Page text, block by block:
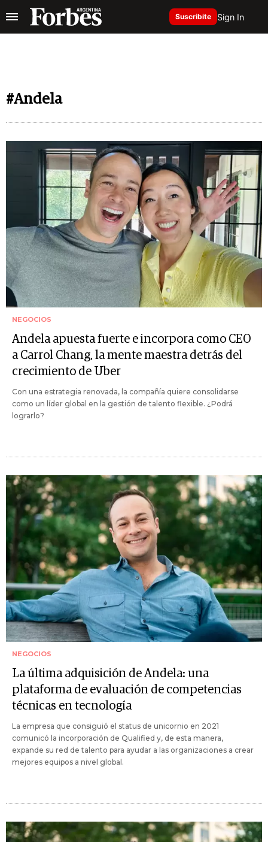
Suscribite Sign In
#Andela
NEGOCIOS
Andela apuesta fuerte e incorpora como CEO
a Carrol Chang, la mente maestra detrás del
crecimiento de Uber
Con una estrategia renovada, la compañía quiere consolidarse
como un líder global en la gestión de talento flexible. ¿Podrá
lograrlo?
NEGOCIOS
La última adquisición de Andela: una
plataforma de evaluación de competencias
técnicas en tecnología
La empresa que consiguió el status de unicornio en 2021
comunicó la incorporación de Qualified y, de esta manera,
expande su red de talento para ayudar a las organizaciones a crear
mejores equipos a nivel global.